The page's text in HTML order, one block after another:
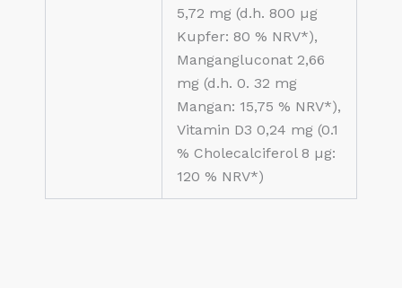
5,72 mg (d.h. 800 µg
Kupfer: 80 % NRV*),
Mangangluconat 2,66
mg (d.h. 0. 32 mg
Mangan: 15,75 % NRV*),
Vitamin D3 0,24 mg (0.1
% Cholecalciferol 8 µg:
120 % NRV*)